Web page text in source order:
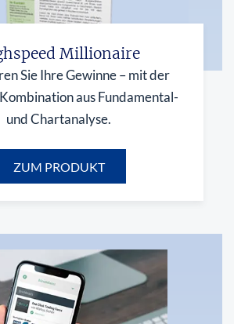
Millionaire
Sie Ihre Gewinne – mit der
aus Fundamental-
und Chartanalyse.
ZUM PRODUKT